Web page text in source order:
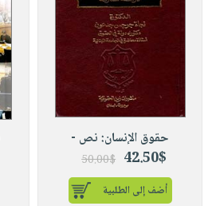
حقوق الإنسان: نص -
42.50$
50.00$
أضف إلى الطلبية